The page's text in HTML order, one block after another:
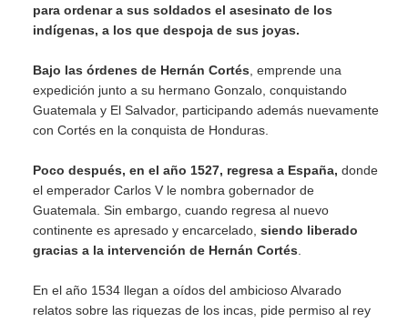
para ordenar a sus soldados el asesinato de los
indígenas, a los que despoja de sus joyas.
Bajo las órdenes de Hernán Cortés , emprende una
expedición junto a su hermano Gonzalo, conquistando
Guatemala y El Salvador, participando además nuevamente
con Cortés en la conquista de Honduras.
Poco después, en el año 1527, regresa a España, donde
el emperador Carlos V le nombra gobernador de
Guatemala. Sin embargo, cuando regresa al nuevo
continente es apresado y encarcelado, siendo liberado
gracias a la intervención de Hernán Cortés
En el año 1534 llegan a oídos del ambicioso Alvarado
relatos sobre las riquezas de los incas, pide permiso al rey